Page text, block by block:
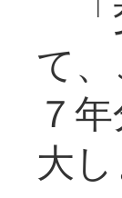
「
て
７
大